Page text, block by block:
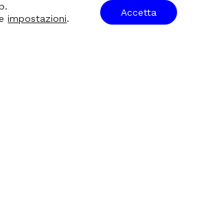
impostazioni.
Accetta